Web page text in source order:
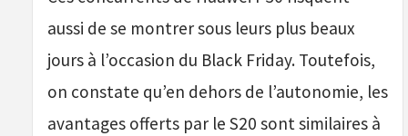
aussi de se montrer sous leurs plus beaux
jours à l’occasion du Black Friday. Toutefois,
on constate qu’en dehors de l’autonomie, les
avantages offerts par le S20 sont similaires à